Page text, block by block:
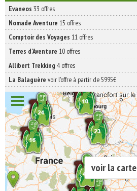
Evaneos 33 offres
Nomade Aventure 15 offres
Comptoir des Voyages 11 offres
Terres d'Aventure 10 offres
Allibert Trekking 4 offres
La Balaguère voir l'offre à partir de 5995€
voir la carte